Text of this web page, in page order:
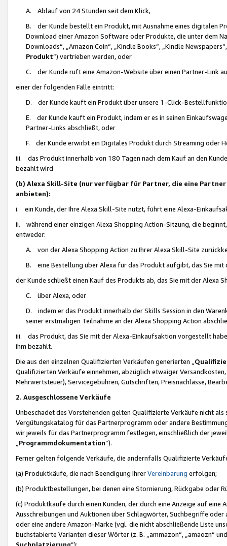
A. Ablauf von 24 Stunden seit dem Klick,
B. der Kunde bestellt ein Produkt, mit Ausnahme eines digitalen
Download einer Amazon Software oder Produkte, die unter dem
Downloads“, „Amazon Coin“, „Kindle Books“, „Kindle
Produkt“) vertrieben werden, oder
C. der Kunde ruft eine Amazon-Website über einen Partner-Link
einer der folgenden Fälle eintritt:
D. der Kunde kauft ein Produkt über unsere 1-Click-
E. der Kunde kauft ein Produkt, indem er es in seinen
Partner-Links abschließt, oder
F. der Kunde erwirbt ein Digitales Produkt durch Streaming oder
iii. das Produkt innerhalb von 180 Tagen nach dem Kauf an den
bezahlt wird
(b) Alexa Skill-Site (nur verfügbar für Partner, die eine
anbieten):
i. ein Kunde, der Ihre Alexa Skill-Site nutzt, führt eine Alexa-
ii. während einer einzigen Alexa Shopping Action-Sitzung, die
entweder:
A. von der Alexa Shopping Action zu Ihrer Alexa Skill-Site
B. eine Bestellung über Alexa für das Produkt aufgibt, das Sie mit
der Kunde schließt einen Kauf des Produkts ab, das Sie mit der Alexa
C. über Alexa, oder
D. indem er das Produkt innerhalb der Skills Session in den
seiner erstmaligen Teilnahme an der Alexa Shopping Action
iii. das Produkt, das Sie mit der Alexa-Einkaufsaktion vorgestellt
ihm bezahlt.
Die aus den einzelnen Qualifizierten Verkäufen generierten „
Qualifizierten Verkäufe einnehmen, abzüglich etwaiger
Mehrwertsteuer), Servicegebühren, Gutschriften, Preisnachlässe,
2. Ausgeschlossene Verkäufe
Unbeschadet des Vorstehenden gelten Qualifizierte Verkäufe nicht
Vergütungskatalog für das Partnerprogramm oder andere
wir jeweils für das Partnerprogramm festlegen, einschließlich der
Programmdokumentation“).
Ferner gelten folgende Verkäufe, die andernfalls Qualifizierte
(a) Produktkäufe, die nach Beendigung IhrerVereinbarung erfolgen;
(b) Produktbestellungen, bei denen eine Stornierung, Rückgabe oder
(c) Produktkäufe durch einen Kunden, der durch eine Anzeige auf
Ausschreibungen und Auktionen über Schlagwörter, Suchbegriffe
oder eine andere Amazon-Marke (vgl. die nicht abschließende Liste
buchstabierte Varianten dieser Wörter (z. B. „ammazon“, „amaozn“
Suchplatzierung”);